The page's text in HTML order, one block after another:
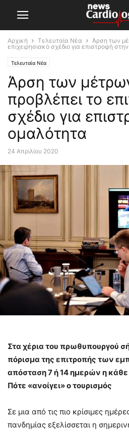
Αρχική Τελευταία Νέα
Άρση των
επιχειρησιακό σχέδιο για επιστροφή
Τελευταία Νέα
Άρση των
προβλέπει το
σχέδιο για
ομαλότητα
24 Απριλίου 2020
Στα χέρια του πρωθυπουργού
πόρισμα της επιτροπής των
απόσταση 7 ή 14 ημερών η
Πότε «ανοίγει» ο τουρισμός
Σε μια από τις πιο κρίσιμες
πανδημίας εξελίσσεται η